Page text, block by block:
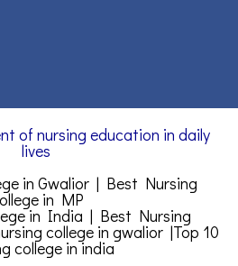
of nursing education in daily
lives
in Gwalior | Best Nursing
in MP
in India | Best Nursing
college in gwalior|Top 10
college in india